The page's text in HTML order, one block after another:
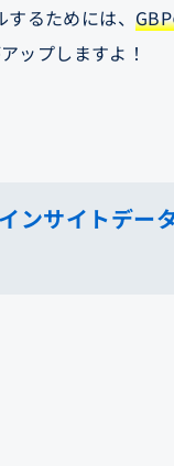
るためには、
ップしますよ！
サイトデー